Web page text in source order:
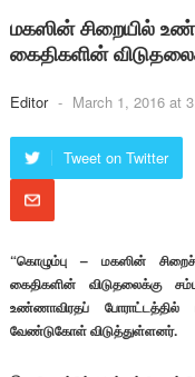
மகஸின் சிறையில்
கைதிகளின்
Editor - March 1, 2016 at
Tweet on Twitter
“கொழும்பு – மகஸின்
கைதிகளின் விடுதலைக்கு
உண்ணாவிரதப் போராட்டத்தில்
வேண்டுகோள் விடுத்துள்ளனர்.